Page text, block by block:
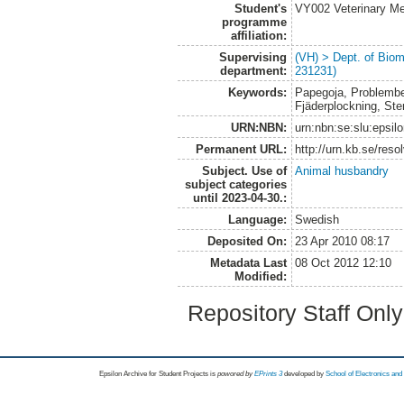
Student's
programme
affiliation:
VY002 Veterinary
Supervising
department:
(VH) > Dept. of
231231)
Keywords:
Papegoja,
Fjäderplockning,
URN:NBN:
Permanent URL:
http://urn.kb.se/
Subject. Use of
subject categories
until 2023-04-30.:
Animal husbandry
Language:
Swedish
Deposited On:
23 Apr 2010 08:17
Metadata Last
Modified:
08 Oct 2012 12:10
Repository Staff
Epsilon Archive for Student Projects is powored byEPrints 3 developed by School of Electronics